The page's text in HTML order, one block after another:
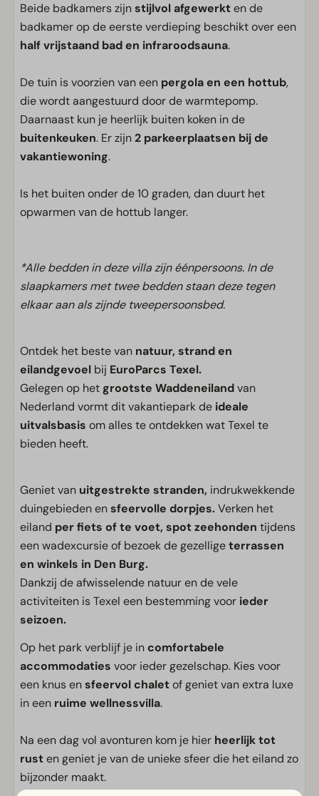
Beide badkamers zijnstijlvol afgewerkten de
badkamer op de eerste verdieping beschikt over een
half vrijstaand bad en infraroodsauna.
De tuin is voorzien van een pergola en een hottub,
die wordt aangestuurd door de warmtepomp.
Daarnaast kun je heerlijk buiten koken in de
buitenkeuken. Er zijn2 parkeerplaatsen bij de
vakantiewoning.
Is het buiten onder de 10 graden, dan duurt het
opwarmen van de hottub langer.
*Alle bedden in deze villa zijn éénpersoons. In de
slaapkamers met twee bedden staan deze tegen
elkaar aan als zijnde tweepersoonsbed.
Ontdek het beste van natuur, strand en
eilandgevoel bij EuroParcs Texel.
Gelegen op het grootste Waddeneilandvan
Nederland vormt dit vakantiepark de ideale
uitvalsbasis om alles te ontdekken wat Texel te
bieden heeft.
Geniet van uitgestrekte stranden, indrukwekkende
duingebieden ensfeervolle dorpjes.Verken het
eiland per fiets of te voet, spot zeehonden tijdens
een wadexcursie of bezoek de gezelligeterrassen
en winkels in Den Burg.
Dankzij de afwisselende natuur en de vele
activiteiten is Texel een bestemming voor ieder
seizoen.
Op het park verblijf je incomfortabele
accommodaties voor ieder gezelschap. Kies voor
een knus ensfeervol chaletof geniet van extra luxe
in een ruime wellnessvilla.
Na een dag vol avonturen kom je hier heerlijk tot
rusten geniet je van de unieke sfeer die het eiland zo
bijzonder maakt.